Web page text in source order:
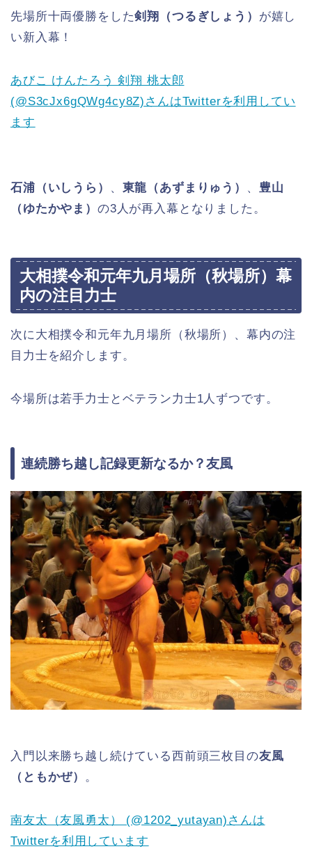
先場所十両優勝をした剣翔（つるぎしょう） が嬉し
い新入幕！
あびこ けんたろう 剣翔 桃太郎
(@S3cJx6gQWg4cy8Z)さんはTwitterを利用してい
ます
石浦（いしうら） 、 東龍（あずまりゅう） 、 豊山
（ゆたかやま） の3人が再入幕となりました。
大相撲令和元年九月場所（秋場所）幕
内の注目力士
次に大相撲令和元年九月場所（秋場所）、幕内の注
目力士を紹介します。
今場所は若手力士とベテラン力士1人ずつです。
連続勝ち越し記録更新なるか？友風
入門以来勝ち越し続けている西前頭三枚目の友風
（ともかぜ）
。
南友太（友風勇太） (@1202_yutayan)さんは
Twitterを利用しています